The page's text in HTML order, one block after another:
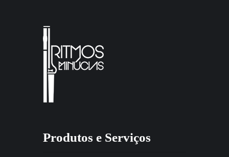
Produtos e Serviços